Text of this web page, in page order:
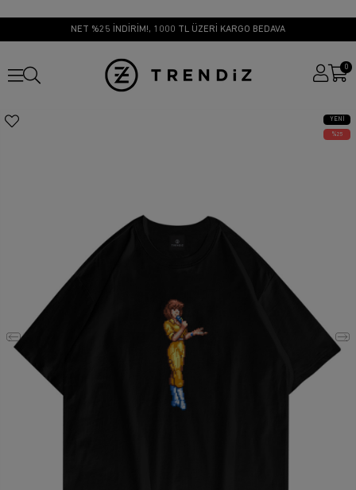
NET %25 İNDİRİM!, 1000 TL ÜZERİ KARGO BEDAVA
0
YENI
ÜRÜN
25